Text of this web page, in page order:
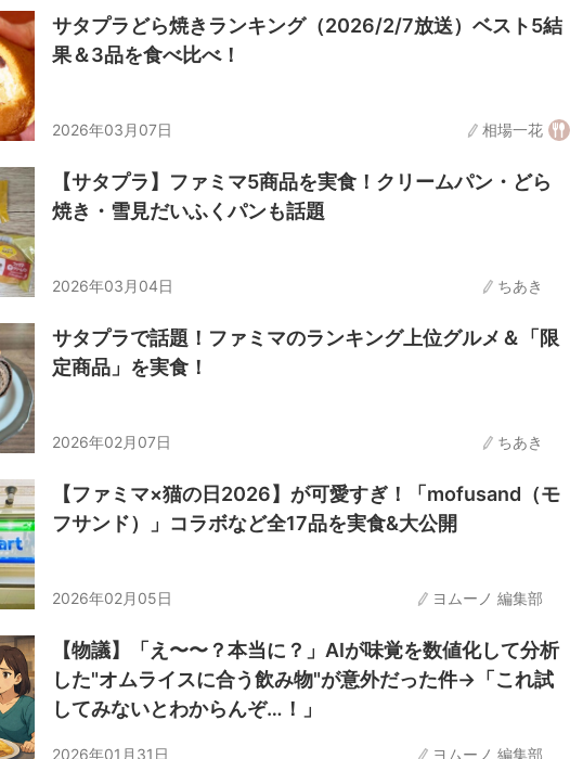
サタプラどら焼きランキング（2026/2/7放送）ベスト5結
果＆3品を食べ比べ！
2026年03月07日 相場一花
【サタプラ】ファミマ5商品を実食！クリームパン・どら
焼き・雪見だいふくパンも話題
2026年03月04日 ちあき
サタプラで話題！ファミマのランキング上位グルメ＆「限
定商品」を実食！
2026年02月07日 ちあき
【ファミマ×猫の日2026】が可愛すぎ！「mofusand（モ
フサンド）」コラボなど全17品を実食&大公開
2026年02月05日 ヨムーノ 編集部
【物議】「え〜〜？本当に？」AIが味覚を数値化して分析
した"オムライスに合う飲み物"が意外だった件→「これ試
してみないとわからんぞ…！」
2026年01月31日 ヨムーノ 編集部